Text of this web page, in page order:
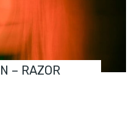
– RAZOR